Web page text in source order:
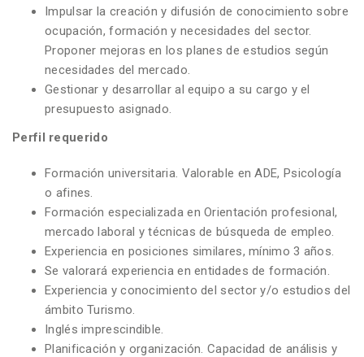
Impulsar la creación y difusión de conocimiento sobre
ocupación, formación y necesidades del sector.
Proponer mejoras en los planes de estudios según
necesidades del mercado.
Gestionar y desarrollar al equipo a su cargo y el
presupuesto asignado.
Perfil requerido
Formación universitaria. Valorable en ADE, Psicología
o afines.
Formación especializada en Orientación profesional,
mercado laboral y técnicas de búsqueda de empleo.
Experiencia en posiciones similares, mínimo 3 años.
Se valorará experiencia en entidades de formación.
Experiencia y conocimiento del sector y/o estudios del
ámbito Turismo.
Inglés imprescindible.
Planificación y organización. Capacidad de análisis y